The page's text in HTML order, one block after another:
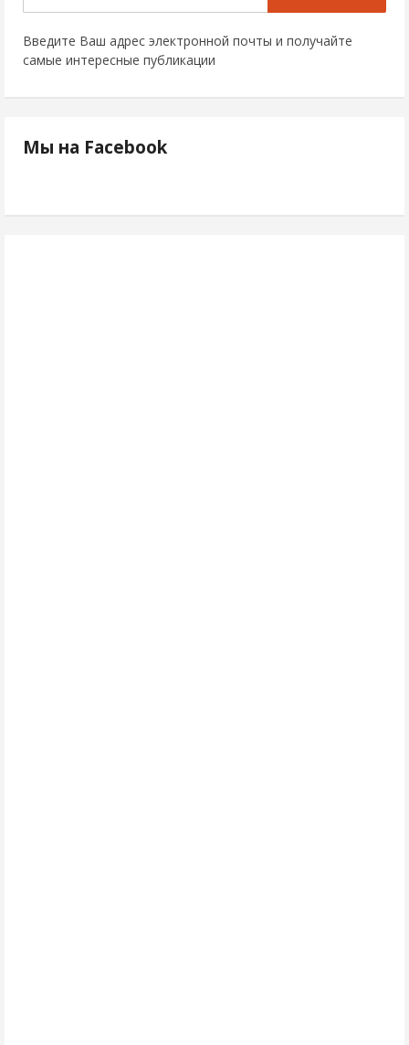
Введите Ваш адрес электронной почты и получайте
самые интересные публикации
Мы на Facebook